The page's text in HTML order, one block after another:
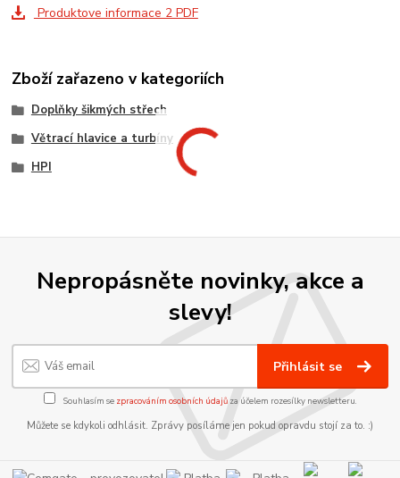
Produktove informace 2 PDF
Zboží zařazeno v kategoriích
Doplňky šikmých střech
Větrací hlavice a turbíny
HPI
Nepropásněte novinky, akce a
slevy!
Přihlásit se
Souhlasím se zpracováním osobních údajůza účelem rozesílky newsletteru.
Můžete se kdykoli odhlásit. Zprávy posíláme jen pokud opravdu stojí za to. :)